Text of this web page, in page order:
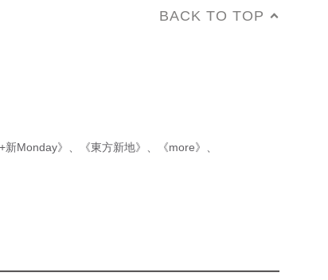
BACK TO TOP
新Monday》 《東方新地》 《more》